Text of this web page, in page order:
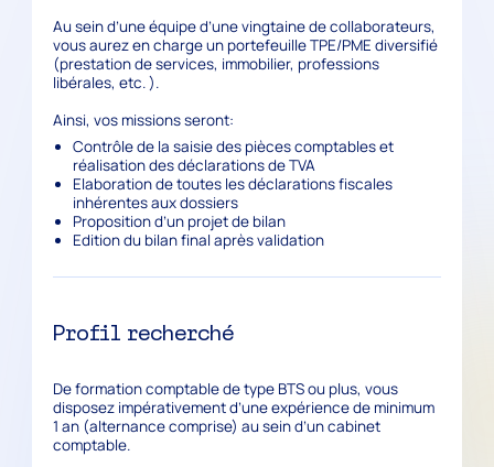
Au sein d’une équipe d’une vingtaine de collaborateurs,
vous aurez en charge un portefeuille TPE/PME diversifié
(prestation de services, immobilier, professions
libérales, etc. ).
Ainsi, vos missions seront:
Contrôle de la saisie des pièces comptables et
réalisation des déclarations de TVA
Elaboration de toutes les déclarations fiscales
inhérentes aux dossiers
Proposition d’un projet de bilan
Edition du bilan final après validation
Profil recherché
De formation comptable de type BTS ou plus, vous
disposez impérativement d’une expérience de minimum
1 an (alternance comprise) au sein d’un cabinet
comptable.